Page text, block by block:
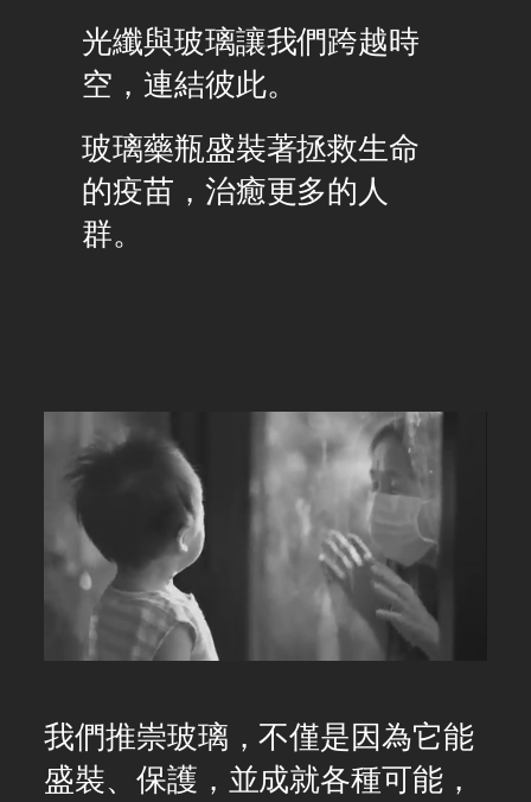
光纖與玻璃讓我們跨越時
空，連結彼此。
玻璃藥瓶盛裝著拯救生命
的疫苗，治癒更多的人
群。
我們推崇玻璃，不僅是因為它能
盛裝、保護，並成就各種可能，